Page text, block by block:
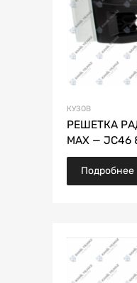
КУЗОВ
РЕШЕТКА
MAX — JC46
Подробнее